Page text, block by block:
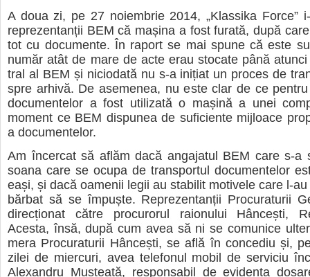
A doua zi, pe 27 noiem­brie 2014, „Kla­s­sika Force”
repre­zen­tan­ții BEM că mașina a fost furată, după
tot cu docu­mente. În raport se mai spune că este
număr atât de mare de acte erau sto­cate până
tral al BEM și nici­o­dată nu s-a ini­țiat un pro­ces de
spre arhivă. De ase­me­nea, nu este clar de ce
docu­men­te­lor a fost uti­li­zată o mașină a unei
moment ce BEM dis­pu­nea de sufi­ciente mij­loace
a docu­men­te­lor.
Am încer­cat să aflăm dacă anga­ja­tul BEM care s-
soana care se ocupa de trans­por­tul docu­men­te­lor
eași, și dacă oame­nii legii au sta­bi­lit moti­vele care l-
băr­bat să se împuște. Repre­zen­tan­ții Pro­cu­ra­tu­rii
direc­țio­nat către pro­cu­ro­rul raio­nu­lui Hân­cești,
Acesta, însă, după cum avea să ni se comu­nice
mera Pro­cu­ra­tu­rii Hân­cești, se află în con­ce­diu și,
zilei de mier­curi, avea tele­fo­nul mobil de ser­vi­ciu
Ale­xan­dru Mus­teață, res­pon­sa­bil de evi­dența